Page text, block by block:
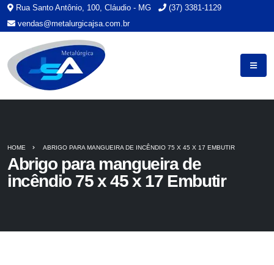
Rua Santo Antônio, 100, Cláudio - MG
(37) 3381-1129
vendas@metalurgicajsa.com.br
Abrigo para mangueira de
incêndio 75 x 45 x 17 Embutir
HOME ABRIGO PARA MANGUEIRA DE INCÊNDIO 75 X 45 X 17 EMBUTIR